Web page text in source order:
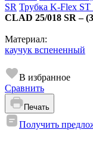
SR Трубка K-Flex
CLAD 25/018 SR –
Материал:
каучук вспененный
В избранное
Сравнить
Печать
Получить